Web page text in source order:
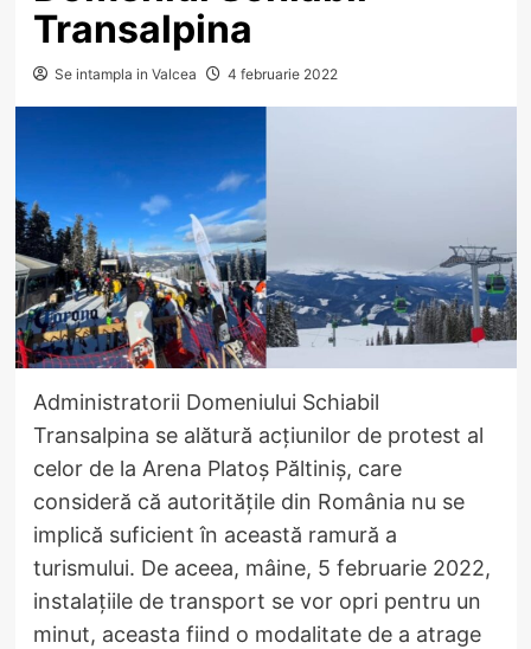
Transalpina
Se intampla in Valcea 4 februarie 2022
Administratorii Domeniului Schiabil
Transalpina se alătură acțiunilor de protest al
celor de la Arena Platoș Păltiniș, care
consideră că autoritățile din România nu se
implică suficient în această ramură a
turismului. De aceea, mâine, 5 februarie 2022,
instalațiile de transport se vor opri pentru un
minut, aceasta fiind o modalitate de a atrage